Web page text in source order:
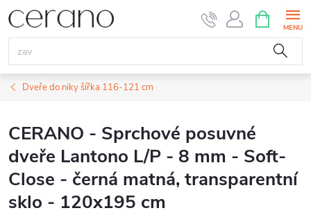
Přejít
na
obsah
NÁKUPNÍ
KOŠÍK
Dveře do niky šířka 116-121 cm
CERANO - Sprchové posuvné
dveře Lantono L/P - 8 mm - Soft-
Close - černá matná, transparentní
sklo - 120x195 cm